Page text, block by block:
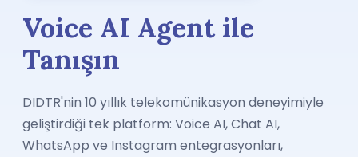
Features
SIM
Voice AI Agent ile
Tanışın
DIDTR'nin 10 yıllık telekomünikasyon deneyimiyle
geliştirdiği tek platform: Voice AI, Chat AI,
WhatsApp ve Instagram entegrasyonları,